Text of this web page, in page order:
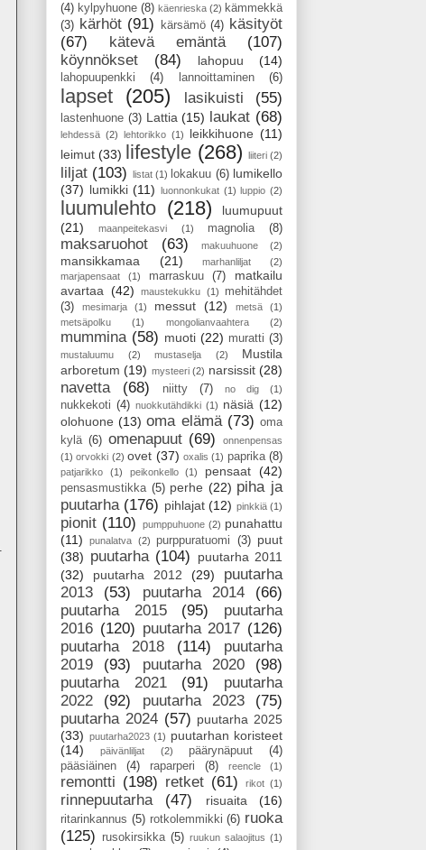
(4) kylpyhuone (8) käenrieska (2) kämmekkä
(3) kärhöt (91) kärsämö (4) käsityöt
(67)
kätevä emäntä
(107)
köynnökset
(84) lahopuu (14)
lahopuupenkki (4) lannoittaminen (6)
lapset (205) lasikuisti (55)
lastenhuone (3) Lattia (15) laukat (68)
lehdessä (2) lehtorikko (1) leikkihuone (11)
leimut (33) lifestyle (268) liiteri (2)
liljat (103) listat (1) lokakuu (6) lumikello
(37) lumikki (11) luonnonkukat (1) luppio (2)
luumulehto (218)
luumupuut
(21)
maanpeitekasvi (1) magnolia (8)
maksaruohot (63) makuuhuone (2)
mansikkamaa (21) marhanliljat
(2)
marjapensaat
(1) marraskuu (7)
matkailu
avartaa (42) maustekukku (1)
mehitähdet
(3)
mesimarja (1) messut (12) metsä
(1)
metsäpolku
(1) mongolianvaahtera (2)
mummina (58) muoti (22) muratti (3)
mustaluumu (2) mustaselja (2)
Mustila
arboretum (19) mysteeri (2) narsissit (28)
navetta (68) niitty (7) no dig (1)
nukkekoti (4) nuokkutähdikki (1) näsiä (12)
olohuone (13) oma elämä (73) oma
kylä (6) omenapuut (69)
onnenpensas
(1) orvokki (2) ovet (37) oxalis (1) paprika (8)
patjarikko (1) peikonkello (1) pensaat (42)
pensasmustikka (5) perhe (22) piha ja
puutarha (176) pihlajat (12) pinkkiä (1)
pionit (110) pumppuhuone (2) punahattu
(11)
punalatva (2) purppuratuomi (3) puut
(38) puutarha (104)
puutarha 2011
(32)
puutarha 2012 (29)
puutarha
2013
(53) puutarha 2014
(66)
puutarha 2015
(95)
puutarha
2016 (120) puutarha 2017 (126)
puutarha 2018
(114)
puutarha
2019
(93) puutarha 2020
(98)
puutarha 2021
(91)
puutarha
2022
(92) puutarha 2023
(75)
puutarha 2024 (57) puutarha 2025
(33) puutarha2023 (1) puutarhan koristeet
(14)
päivänliljat (2) päärynäpuut
(4)
pääsiäinen
(4) raparperi (8) reencle (1)
remontti (198) retket (61) rikot (1)
rinnepuutarha (47) risuaita (16)
ritarinkannus (5) rotkolemmikki (6) ruoka
(125)
rusokirsikka (5) ruukun salaojitus (1)